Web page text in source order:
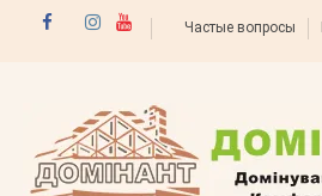
Частые вопросы